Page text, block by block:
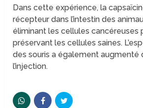
Dans cette expérience, la
récepteur dans l’intestin des
éliminant les cellules cancéreuses
préservant les cellules saines.
des souris a également augmenté
l’injection.